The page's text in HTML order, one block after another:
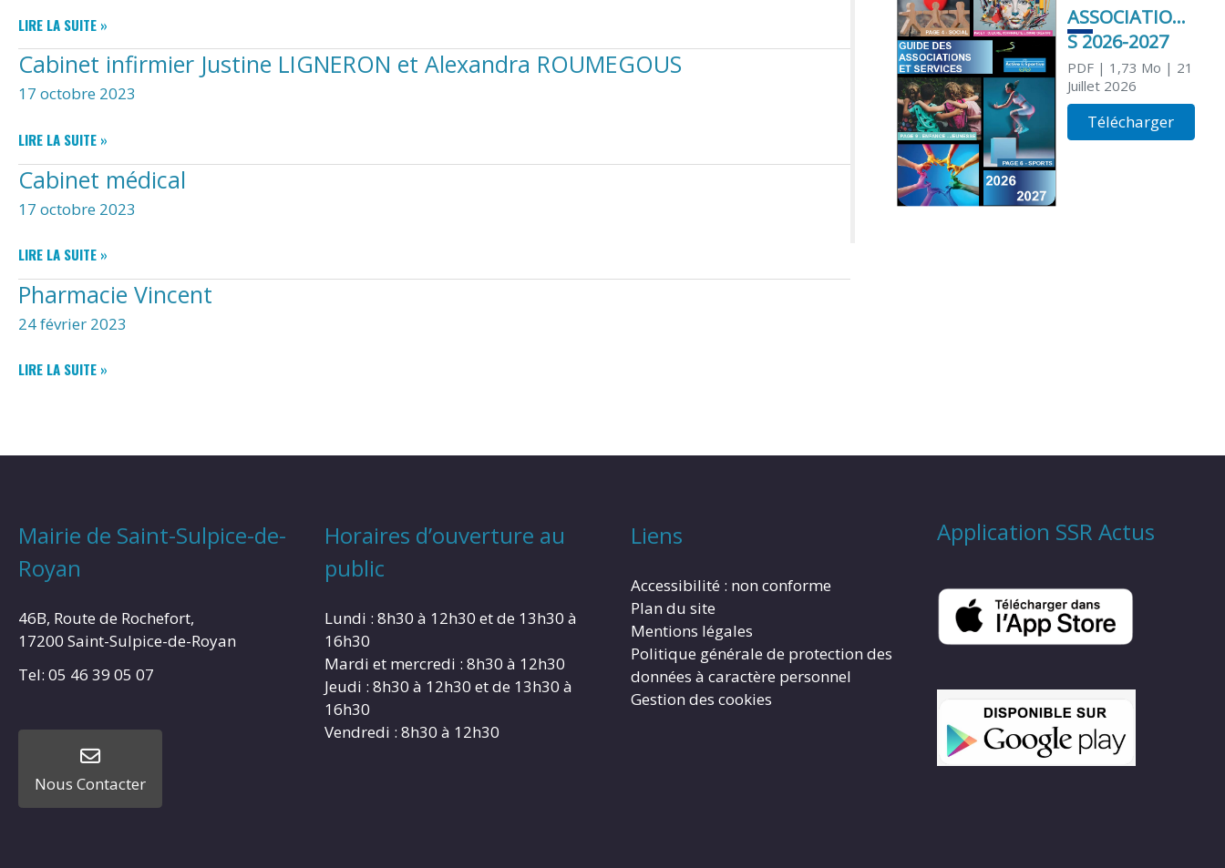
DENTISTES
–
CARL
PASQUIER
ET
THIBAUDEAU
LIRE LA SUITE »
Cabinet infirmier Justine LIGNERON et Alexandra ROUMEGOUS
17 octobre 2023
CABINET
JUSTINE
ET
ROUMEGOUS
LIRE LA SUITE »
Cabinet médical
17 octobre 2023
CABINET
LIRE LA SUITE »
Pharmacie Vincent
24 février 2023
PHARMACIE
LIRE LA SUITE »
ASSOCIATION
S 2026-2027
PDF| 1,73 Mo | 21
Juillet 2026
Télécharger
Mairie de Saint-Sulpice-de-
Royan
46B, Route de Rochefort,
17200 Saint-Sulpice-de-Royan
Tel: 05 46 39 05 07
Nous Contacter
Horaires d’ouverture au
public
Lundi : 8h30 à 12h30 et de 13h30 à
16h30
Mardi et mercredi : 8h30 à 12h30
Jeudi : 8h30 à 12h30 et de 13h30 à
16h30
Vendredi : 8h30 à 12h30
Liens
Accessibilité : non conforme
Plan du site
Mentions légales
Politique générale de protection des
données à caractère personnel
Gestion des cookies
Application SSR Actus